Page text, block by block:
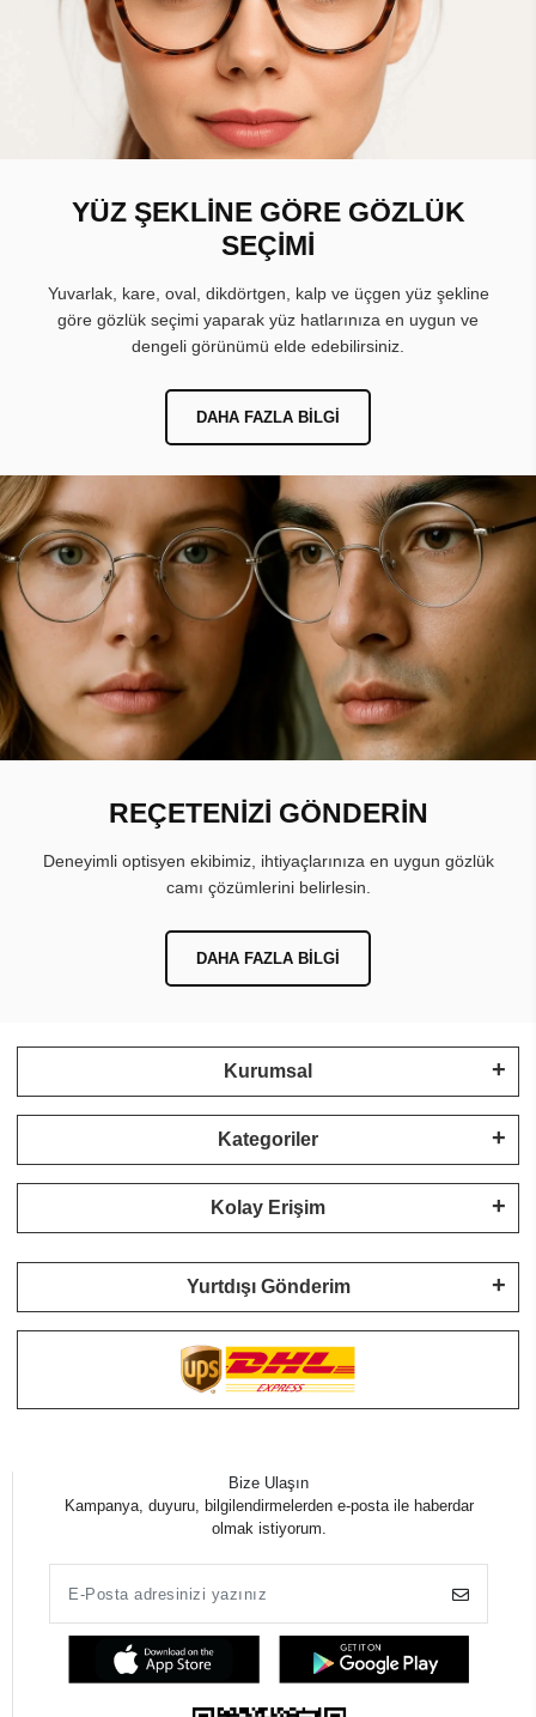
YÜZ ŞEKLİNE GÖRE GÖZLÜK
SEÇİMİ
Yuvarlak, kare, oval, dikdörtgen, kalp ve üçgen yüz şekline
göre gözlük seçimi yaparak yüz hatlarınıza en uygun ve
dengeli görünümü elde edebilirsiniz.
DAHA FAZLA BILGI
REÇETENİZİ GÖNDERİN
Deneyimli optisyen ekibimiz, ihtiyaçlarınıza en uygun gözlük
camı çözümlerini belirlesin.
DAHA FAZLA BILGI
Kurumsal
Kategoriler
Kolay Erişim
Yurtdışı Gönderim
Bize Ulaşın
Kampanya, duyuru, bilgilendirmelerden e-posta ile haberdar
olmak istiyorum.